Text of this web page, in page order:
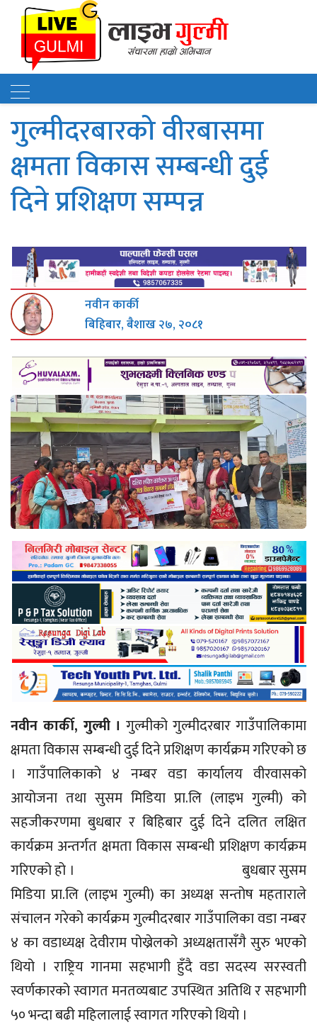
गुल्मीदरबारको वीरबासमा
क्षमता विकास सम्बन्धी दुई
दिने प्रशिक्षण सम्पन्न
नवीन कार्की
बिहिबार, बैशाख २७, २०८१
नवीन कार्की, गुल्मी । गुल्मीको गुल्मीदरबार गाउँपालिकामा
क्षमता विकास सम्बन्धी दुई दिने प्रशिक्षण कार्यक्रम गरिएको छ
। गाउँपालिकाको ४ नम्बर वडा कार्यालय वीरवासको
आयोजना तथा सुसम मिडिया प्रा.लि (लाइभ गुल्मी) को
सहजीकरणमा बुधबार र बिहिबार दुई दिने दलित लक्षित
कार्यक्रम अन्तर्गत क्षमता विकास सम्बन्धी प्रशिक्षण कार्यक्रम
गरिएको हो । बुधबार सुसम
मिडिया प्रा.लि (लाइभ गुल्मी) का अध्यक्ष सन्तोष महताराले
संचालन गरेको कार्यक्रम गुल्मीदरबार गाउँपालिका वडा नम्बर
४ का वडाध्यक्ष देवीराम पोख्रेलको अध्यक्षतासँगै सुरु भएको
थियो । राष्ट्रिय गानमा सहभागी हुँदै वडा सदस्य सरस्वती
स्वर्णकारको स्वागत मनतव्यबाट उपस्थित अतिथि र सहभागी
५० भन्दा बढी महिलालाई स्वागत गरिएको थियो ।